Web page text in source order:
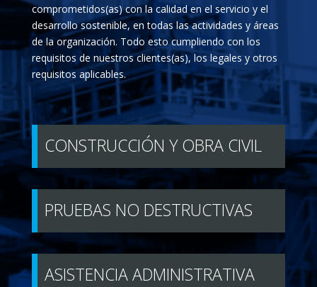
comprometidos(as) con la calidad en el servicio y el
desarrollo sostenible, en todas las actividades y áreas
de la organización. Todo esto cumpliendo con los
requisitos de nuestros clientes(as), los legales y otros
requisitos aplicables.
CONSTRUCCIÓN Y OBRA CIVIL
PRUEBAS NO DESTRUCTIVAS
ASISTENCIA ADMINISTRATIVA